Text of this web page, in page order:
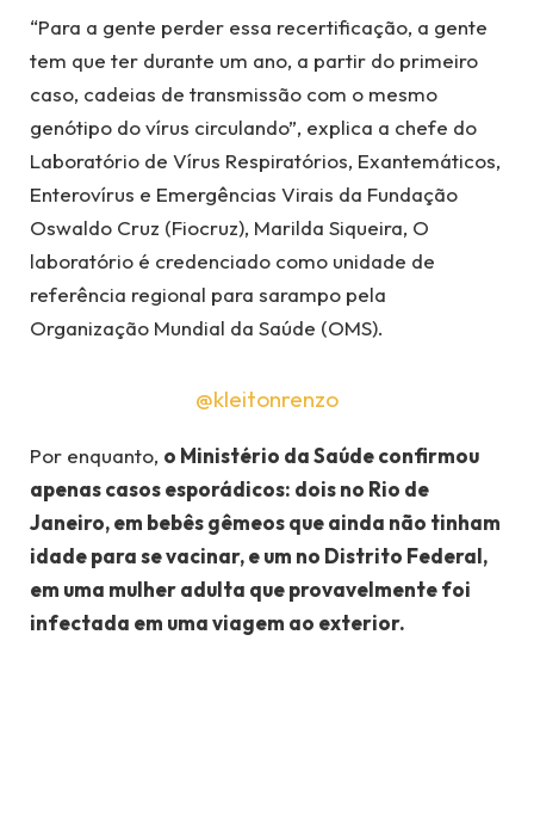
“Para a gente perder essa recertificação, a gente
tem que ter durante um ano, a partir do primeiro
caso, cadeias de transmissão com o mesmo
genótipo do vírus circulando”, explica a chefe do
Laboratório de Vírus Respiratórios, Exantemáticos,
Enterovírus e Emergências Virais da Fundação
Oswaldo Cruz (Fiocruz), Marilda Siqueira, O
laboratório é credenciado como unidade de
referência regional para sarampo pela
Organização Mundial da Saúde (OMS).
@kleitonrenzo
Por enquanto, o Ministério da Saúde confirmou
apenas casos esporádicos: dois no Rio de
Janeiro, em bebês gêmeos que ainda não tinham
idade para se vacinar, e um no Distrito Federal,
em uma mulher adulta que provavelmente foi
infectada em uma viagem ao exterior.